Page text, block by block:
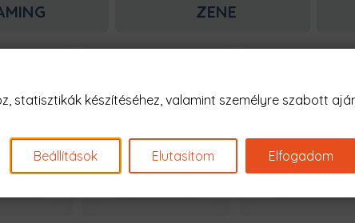
ZENE
statisztikák készítéséhez, valamint személyre szabott
Beállítások Elutasítom Elfogadom